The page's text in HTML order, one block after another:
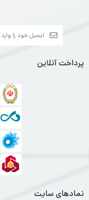
پرداخت آنلاین
نمادهای سایت